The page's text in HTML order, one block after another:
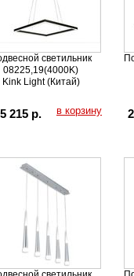
светильник
08225,19(4000K)
Kink Light (Китай)
215 р. в корзину